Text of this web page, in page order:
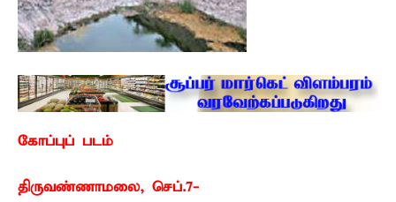
கோப்புப் படம்
திருவண்ணாமலை, செப்.7-